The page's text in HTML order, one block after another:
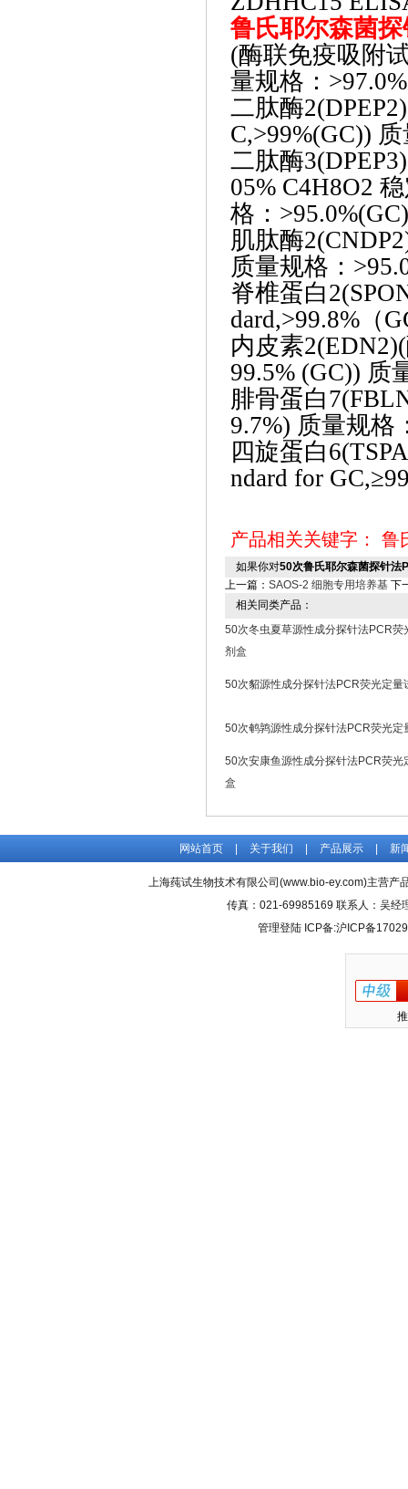
鲁氏耶尔森菌
(酶联免疫吸附
量规格：
二肽酶
C,>99%(GC))
二肽酶
05% C4H8O2
格：
肌肽酶
质量规格：
脊椎蛋白
dard,>99.8%（
内皮素
99.5% (GC)) 质
腓骨蛋白
9.7%) 质量规格
四旋蛋白
ndard for
产品相关关键字： 鲁
如果你对50次鲁氏耶尔森菌探针法
上一篇： SAOS-2 细胞专用培养基 下
相关同类产品：
50次冬虫夏草源性成分探针法PCR荧
剂盒
50次貂源性成分探针法PCR荧光定量
50次鹌鹑源性成分探针法PCR荧光定
50次安康鱼源性成分探针法PCR荧光
盒
网站首页 关于我们 产品展示 新
上海莼试生物技术有限公司(www.bio-ey.com)主营产
传真：021-69985169 联系人：吴经
管理登陆 ICP备:沪ICP备